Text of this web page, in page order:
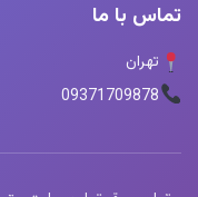
تماس با ما
تهران
09371709878